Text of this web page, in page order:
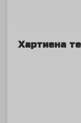
Хартиена